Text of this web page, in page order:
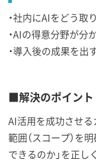
・社内にAIをどう取
・AIの得意分野が分
・導入後の成果を
■解決のポイント
AI活用を成功させる
範囲（スコープ）を
できるのか」を正し